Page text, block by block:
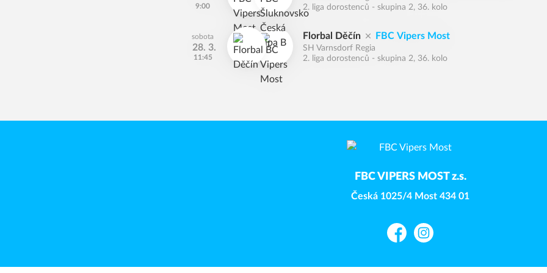
9:00
2. liga dorostenců - skupina 2, 36. kolo
sobota
28. 3.
11:45
Florbal Děčín FBC Vipers Most
SH Varnsdorf Regia
2. liga dorostenců - skupina 2, 36. kolo
FBC VIPERS MOST z.s.
Česká 1025/4 Most 434 01
FacebookInstagram